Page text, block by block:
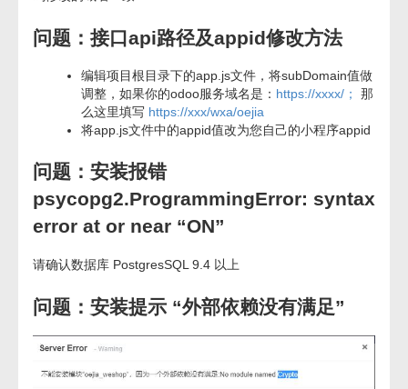
问题：接口api路径及appid修改方法
编辑项目根目录下的app.js文件，将subDomain值做
调整，如果你的odoo服务域名是： https://xxxx/；
那
么这里填写 https://xxx/wxa/oejia
将app.js文件中的appid值改为您自己的小程序appid
问题：安装报错
psycopg2.ProgrammingError: syntax
error at or near “ON”
请确认数据库 PostgresSQL 9.4 以上
问题：安装提示 “外部依赖没有满足”